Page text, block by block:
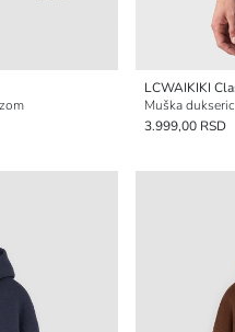
LCWAIKIKI
Muška
3.999,00 RSD